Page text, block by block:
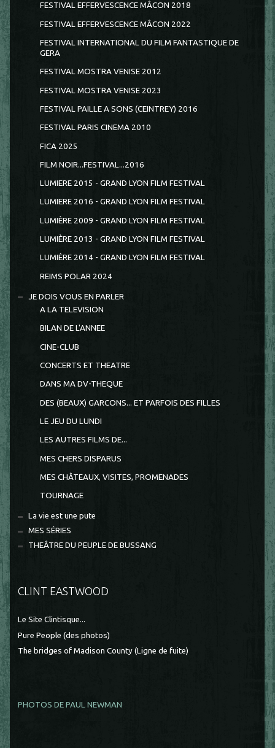
FESTIVAL EFFERVESCENCE MÂCON 2018
FESTIVAL EFFERVESCENCE MÂCON 2022
FESTIVAL INTERNATIONAL DU FILM FANTASTIQUE DE
GERA
FESTIVAL MOSTRA VENISE 2012
FESTIVAL MOSTRA VENISE 2023
FESTIVAL PAILLE A SONS (CEINTREY) 2016
FESTIVAL PARIS CINEMA 2010
FICA 2025
FILM NOIR...FESTIVAL...2016
LUMIERE 2015 - GRAND LYON FILM FESTIVAL
LUMIERE 2016 - GRAND LYON FILM FESTIVAL
LUMIÈRE 2009 - GRAND LYON FILM FESTIVAL
LUMIÈRE 2013 - GRAND LYON FILM FESTIVAL
LUMIÈRE 2014 - GRAND LYON FILM FESTIVAL
REIMS POLAR 2024
JE DOIS VOUS EN PARLER
A LA TELEVISION
BILAN DE L'ANNEE
CINE-CLUB
CONCERTS ET THEATRE
DANS MA DV-THEQUE
DES (BEAUX) GARCONS... ET PARFOIS DES FILLES
LE JEU DU LUNDI
LES AUTRES FILMS DE...
MES CHERS DISPARUS
MES CHÂTEAUX, VISITES, PROMENADES
TOURNAGE
La vie est une pute
MES SÉRIES
THEÂTRE DU PEUPLE DE BUSSANG
CLINT EASTWOOD
Le Site Clintisque...
Pure People (des photos)
The bridges of Madison County (Ligne de fuite)
PHOTOS DE PAUL NEWMAN